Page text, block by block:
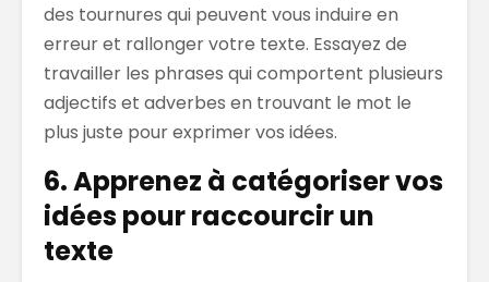
des tournures qui peuvent vous induire en
erreur et rallonger votre texte. Essayez de
travailler les phrases qui comportent plusieurs
adjectifs et adverbes en trouvant le mot le
plus juste pour exprimer vos idées.
6. Apprenez à catégoriser vos
idées pour raccourcir un
texte